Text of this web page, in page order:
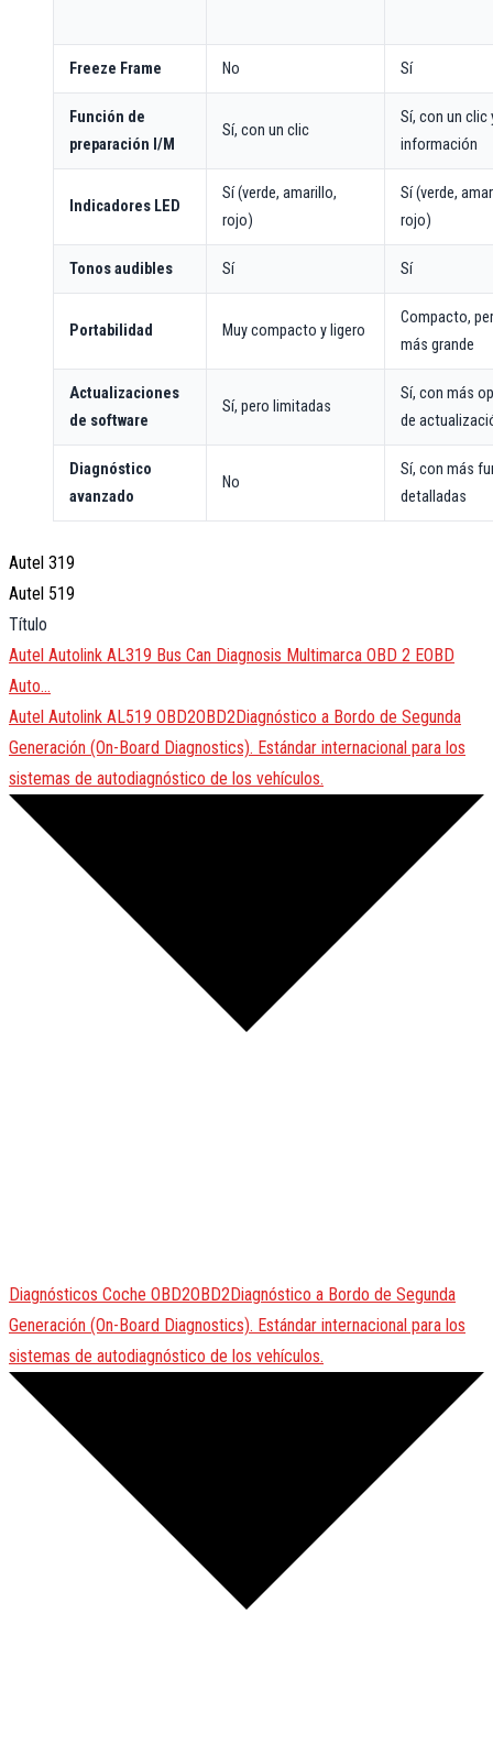
Freeze Frame No Sí
Función de
preparación I/M
Sí, con un clic
Sí, con un clic
información
Indicadores LED
Sí (verde, amarillo,
rojo)
Sí (verde,
rojo)
Tonos audibles Sí Sí
Portabilidad Muy compacto y ligero
Compacto,
más grande
Actualizaciones
de software
Sí, pero limitadas
Sí, con más
de
Diagnóstico
avanzado
No
Sí, con más
detalladas
Autel 319
Autel 519
Título
Autel Autolink AL319 Bus Can Diagnosis Multimarca OBD 2 EOBD
Auto…
Autel Autolink AL519 OBD2OBD2Diagnóstico a Bordo de Segunda
Generación (On-Board Diagnostics). Estándar internacional para los
sistemas de autodiagnóstico de los vehículos.
Diagnósticos Coche OBD2OBD2Diagnóstico a Bordo de Segunda
Generación (On-Board Diagnostics). Estándar internacional para los
sistemas de autodiagnóstico de los vehículos.